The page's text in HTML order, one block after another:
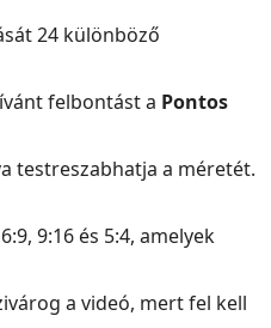
24 különböző
felbontást a Pontos
testreszabhatja a méretét.
9:16 és 5:4, amelyek
a videó, mert fel kell